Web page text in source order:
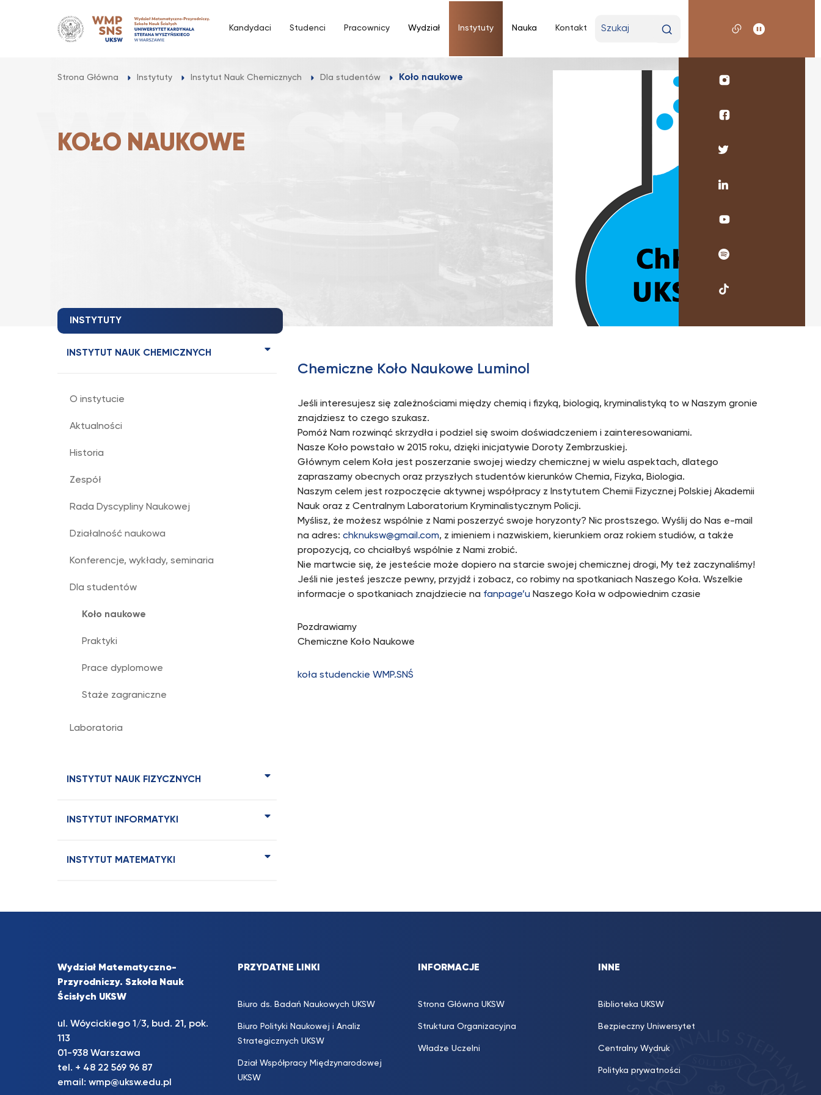
Kandydaci Studenci Pracownicy Wydział Instytuty Nauka Kontakt
wyszukiwaną
Strona Główna Instytuty Instytut Nauk Chemicznych Dla studentów Koło naukowe
KOŁO NAUKOWE
Profil
Profil
Profil
Profil
Linkedin
UKSW
UKSW
UKSW
INSTYTUTY
INSTYTUT NAUK CHEMICZNYCH
O instytucie
Aktualności
Historia
Zespół
Rada Dyscypliny Naukowej
Działalność naukowa
Konferencje, wykłady, seminaria
Dla studentów
Koło naukowe
Praktyki
Prace dyplomowe
Staże zagraniczne
Laboratoria
INSTYTUT NAUK FIZYCZNYCH
INSTYTUT INFORMATYKI
INSTYTUT MATEMATYKI
Chemiczne Koło Naukowe Luminol
Jeśli interesujesz się zależnościami między chemią i fizyką, biologią, kryminalistyką to w Naszym gronie
znajdziesz to czego szukasz.
Pomóż Nam rozwinąć skrzydła i podziel się swoim doświadczeniem i zainteresowaniami.
Nasze Koło powstało w 2015 roku, dzięki inicjatywie Doroty Zembrzuskiej.
Głównym celem Koła jest poszerzanie swojej wiedzy chemicznej w wielu aspektach, dlatego
zapraszamy obecnych oraz przyszłych studentów kierunków Chemia, Fizyka, Biologia.
Naszym celem jest rozpoczęcie aktywnej współpracy z Instytutem Chemii Fizycznej Polskiej Akademii
Nauk oraz z Centralnym Laboratorium Kryminalistycznym Policji.
Myślisz, że możesz wspólnie z Nami poszerzyć swoje horyzonty? Nic prostszego. Wyślij do Nas e-mail
na adres:chknuksw@gmail.com, z imieniem i nazwiskiem, kierunkiem oraz rokiem studiów, a także
propozycją, co chciałbyś wspólnie z Nami zrobić.
Nie martwcie się, że jesteście może dopiero na starcie swojej chemicznej drogi, My też zaczynaliśmy!
Jeśli nie jesteś jeszcze pewny, przyjdź i zobacz, co robimy na spotkaniach Naszego Koła. Wszelkie
informacje o spotkaniach znajdziecie na fanpage’u Naszego Koła w odpowiednim czasie
Pozdrawiamy
Chemiczne Koło Naukowe
koła studenckie WMP.SNŚ
Wydział Matematyczno-
Przyrodniczy. Szkoła Nauk
Ścisłych UKSW
ul. Wóycickiego 1/3, bud. 21, pok.
113
01-938 Warszawa
tel. + 48 22 569 96 87
email: wmp@uksw.edu.pl
PRZYDATNE LINKI
Biuro ds. Badań Naukowych UKSW
Biuro Polityki Naukowej i Analiz
Strategicznych UKSW
Dział Współpracy Międzynarodowej
UKSW
INFORMACJE
Strona Główna UKSW
Struktura Organizacyjna
Władze Uczelni
INNE
Biblioteka UKSW
Bezpieczny Uniwersytet
Centralny Wydruk
Polityka prywatności